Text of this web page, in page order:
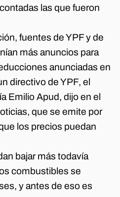
las que fueron
fuentes de YPF y de
más anuncios para
anunciadas en
directivo de YPF, el
Emilio Apud, dijo en el
que se emite por
los precios puedan
bajar más todavía
combustibles se
y antes de eso es